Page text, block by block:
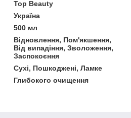
Top Beauty
Україна
500 мл
Відновлення, Пом'якшення,
Від випадіння, Зволоження,
Заспокоєння
Сухі, Пошкоджені, Ламке
Глибокого очищення